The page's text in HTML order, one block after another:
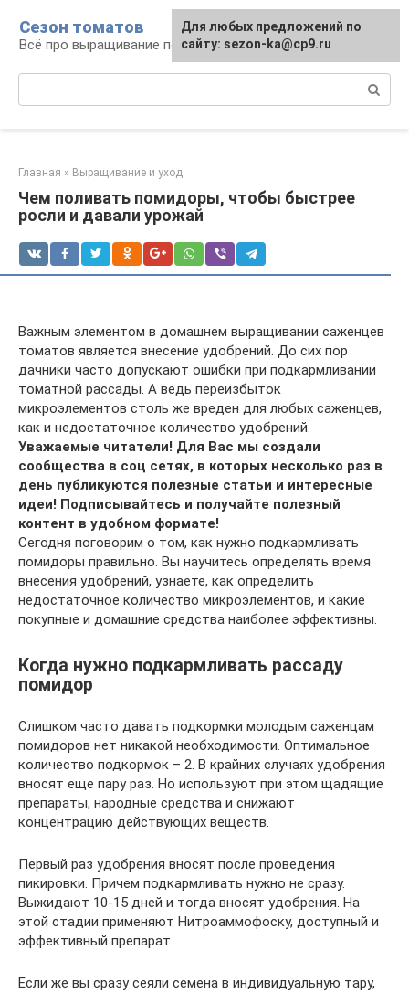
контенту
Сезон томатов
Всё про выращивание помидоров
Главная » Выращивание и уход
Чем поливать помидоры, чтобы быстрее
росли и давали урожай
Важным элементом в домашнем выращивании саженцев
томатов является внесение удобрений. До сих пор
дачники часто допускают ошибки при подкармливании
томатной рассады. А ведь переизбыток
микроэлементов столь же вреден для любых саженцев,
как и недостаточное количество удобрений.
Уважаемые читатели! Для Вас мы создали
сообщества в соц сетях, в которых несколько раз в
день публикуются полезные статьи и интересные
идеи! Подписывайтесь и получайте полезный
контент в удобном формате!
Сегодня поговорим о том, как нужно подкармливать
помидоры правильно. Вы научитесь определять время
внесения удобрений, узнаете, как определить
недостаточное количество микроэлементов, и какие
покупные и домашние средства наиболее эффективны.
Когда нужно подкармливать рассаду
помидор
Слишком часто давать подкормки молодым саженцам
помидоров нет никакой необходимости. Оптимальное
количество подкормок – 2. В крайних случаях удобрения
вносят еще пару раз. Но используют при этом щадящие
препараты, народные средства и снижают
концентрацию действующих веществ.
Первый раз удобрения вносят после проведения
пикировки. Причем подкармливать нужно не сразу.
Выжидают 10-15 дней и тогда вносят удобрения. На
этой стадии применяют Нитроаммофоску, доступный и
эффективный препарат.
Если же вы сразу сеяли семена в индивидуальную тару,
Для любых предложений по
сайту: sezon-ka@cp9.ru